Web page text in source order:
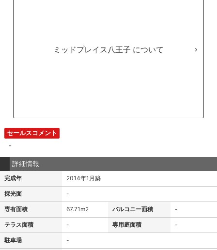
ミッドプレイス八王子
セールスコメント
-
詳細情報
完成年 2014年1月築
採光面 -
専有面積 67.71m2 バルコニー面積 -
テラス面積 - 専用庭面積 -
駐車場 -